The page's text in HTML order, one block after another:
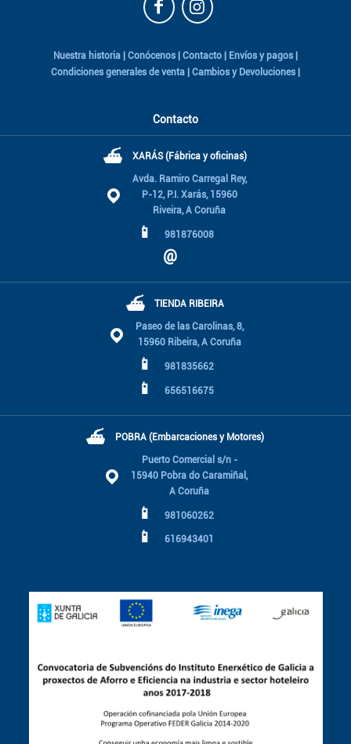
Nuestra historia | Conócenos | Contacto | Envíos y pagos |
Condiciones generales de venta | Cambios y Devoluciones |
Contacto
⛴ XARÁS (Fábrica y oficinas)
Avda. Ramiro Carregal Rey,
P-12, P.I. Xarás, 15960
Riveira, A Coruña
📱 981876008
@
⛴ TIENDA RIBEIRA
Paseo de las Carolinas, 8,
15960 Ribeira, A Coruña
📱 981835662
📱 656516675
⛴ POBRA (Embarcaciones y Motores)
Puerto Comercial s/n -
15940 Pobra do Caramiñal,
A Coruña
📱 981060262
📱 616943401